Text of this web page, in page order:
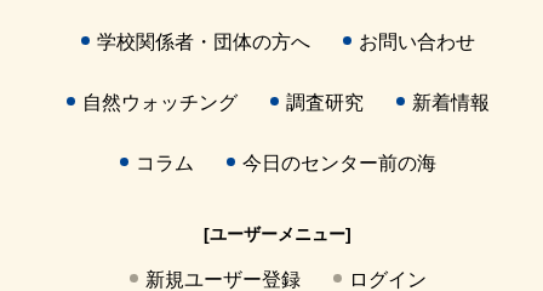
学校関係者・団体の方へ お問い合わせ
自然ウォッチング 調査研究 新着情報
コラム 今日のセンター前の海
[ユーザーメニュー]
新規ユーザー登録 ログイン